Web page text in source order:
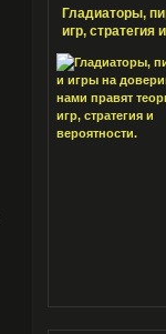
Гладиаторы,
игр, стратегия